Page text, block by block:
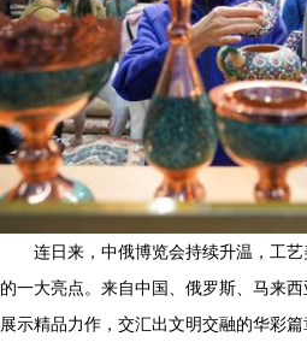
连日来，中俄博览会持续升温，工
的一大亮点。来自中国、俄罗斯、马来
展示精品力作，交汇出文明交融的华彩